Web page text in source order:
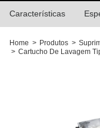
Características
Home > Produtos >
> Cartucho De Lavagem